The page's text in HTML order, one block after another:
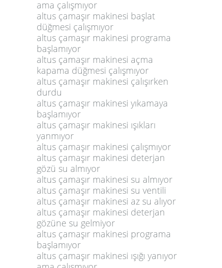
ama çalışmıyor
altus çamaşır makinesi başlat
düğmesi çalışmıyor
altus çamaşır makinesi programa
başlamıyor
altus çamaşır makinesi açma
kapama düğmesi çalışmıyor
altus çamaşır makinesi çalışırken
durdu
altus çamaşır makinesi yıkamaya
başlamıyor
altus çamaşır makinesi ışıkları
yanmıyor
altus çamaşır makinesi çalışmıyor
altus çamaşır makinesi deterjan
gözü su almıyor
altus çamaşır makinesi su almıyor
altus çamaşır makinesi su ventili
altus çamaşır makinesi az su alıyor
altus çamaşır makinesi deterjan
gözüne su gelmiyor
altus çamaşır makinesi programa
başlamıyor
altus çamaşır makinesi ışığı yanıyor